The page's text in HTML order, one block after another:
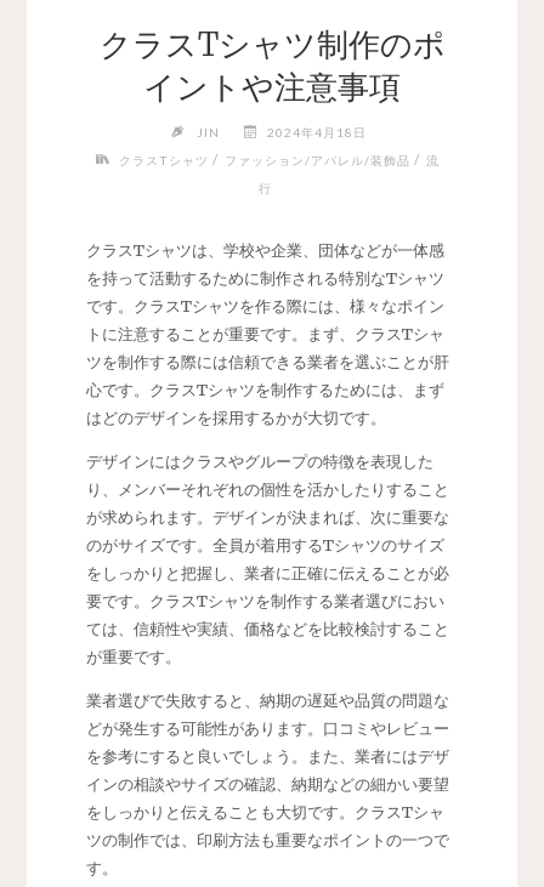
クラスTシャツ制作のポ
イントや注意事項
JIN
2024年4月18日
クラスTシャツ / ファッション/アパレル/装飾品 / 流
行
クラスTシャツは、学校や企業、団体などが一体感
を持って活動するために制作される特別なTシャツ
です。 クラスTシャツを作る際には、様々なポイン
トに注意することが重要です。まず、クラスTシャ
ツを制作する際には信頼できる業者を選ぶことが肝
心です。クラスTシャツを制作するためには、まず
はどのデザインを採用するかが大切です。
デザインにはクラスやグループの特徴を表現した
り、メンバーそれぞれの個性を活かしたりすること
が求められます。デザインが決まれば、次に重要な
のがサイズです。全員が着用するTシャツのサイズ
をしっかりと把握し、業者に正確に伝えることが必
要です。クラスTシャツを制作する業者選びにおい
ては、信頼性や実績、価格などを比較検討すること
が重要です。
業者選びで失敗すると、納期の遅延や品質の問題な
どが発生する可能性があります。口コミやレビュー
を参考にすると良いでしょう。また、業者にはデザ
インの相談やサイズの確認、納期などの細かい要望
をしっかりと伝えることも大切です。クラスTシャ
ツの制作では、印刷方法も重要なポイントの一つで
す。